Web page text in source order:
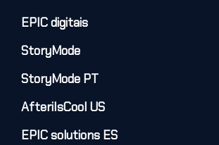
EPIC digitais
StoryMode
StoryMode PT
AfteriIsCool US
EPIC solutions ES